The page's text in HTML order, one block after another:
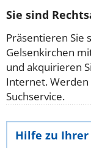
Sie sind
Präsentieren Sie
Gelsenkirchen
und akquirieren
Internet.
Suchservice.
Hilfe zu